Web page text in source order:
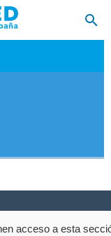
acceso a esta